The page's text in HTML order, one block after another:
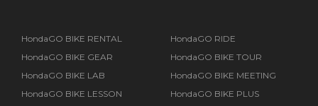
HondaGO BIKE RENTAL
HondaGO RIDE
HondaGO BIKE GEAR
HondaGO BIKE TOUR
HondaGO BIKE LAB
HondaGO BIKE MEETING
HondaGO BIKE LESSON
HondaGO BIKE PLUS